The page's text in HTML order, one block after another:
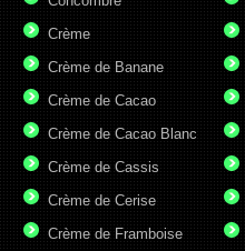
Crème
Crème de Banane
Crème de Cacao
Crème de Cacao Blanc
Crème de Cassis
Crème de Cerise
Crème de Framboise